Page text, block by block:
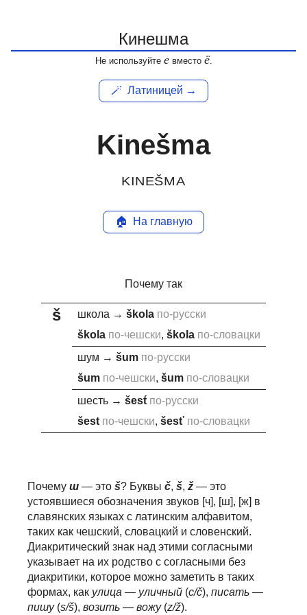
Не используйте евместо ё.
🪄 Латиницей →
Kinešma
KINEŠMA
🏠 На главную
Почему так
š школа → škola по-русски
škola по-чешски, škola по-словацки
шум → šum по-русски
šum по-чешски, šum по-словацки
шесть → šest́ по-русски
šest по-чешски, šesť по-словацки
Почему ш — это š? Буквы č, š, ž — это
устоявшиеся обозначения звуков [ч], [ш], [ж] в
славянских языках с латинским алфавитом,
таких как чешский, словацкий и словенский.
Диакритический знак над этими согласными
указывает на их родство с согласными без
диакритики, которое можно заметить в таких
формах, как улица — уличный (c/č), писать —
пишу(s/š), возить — вожу(z/ž).